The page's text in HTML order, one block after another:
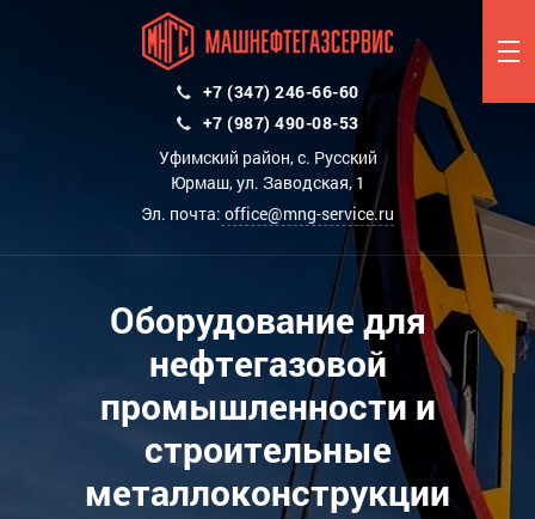
+7 (347) 246-66-60
+7 (987) 490-08-53
Уфимский район, с. Русский
Юрмаш, ул. Заводская, 1
Эл. почта: office@mng-service.ru
Оборудование для
нефтегазовой
промышленности и
строительные
металлоконструкции